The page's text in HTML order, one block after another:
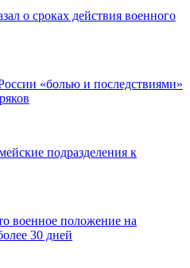
о сроках действия военного
«болью и последствиями»
подразделения к
военное положение на
30 дней